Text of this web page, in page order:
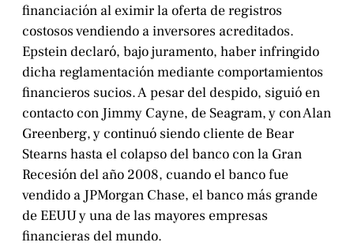
financiación al eximir la oferta de registros
costosos vendiendo a inversores acreditados.
Epstein declaró, bajo juramento, haber infringido
dicha reglamentación mediante comportamientos
financieros sucios. A pesar del despido, siguió en
contacto con Jimmy Cayne, de Seagram, y con Alan
Greenberg, y continuó siendo cliente de Bear
Stearns hasta el colapso del banco con la Gran
Recesión del año 2008, cuando el banco fue
vendido a JPMorgan Chase, el banco más grande
de EEUU y una de las mayores empresas
financieras del mundo.